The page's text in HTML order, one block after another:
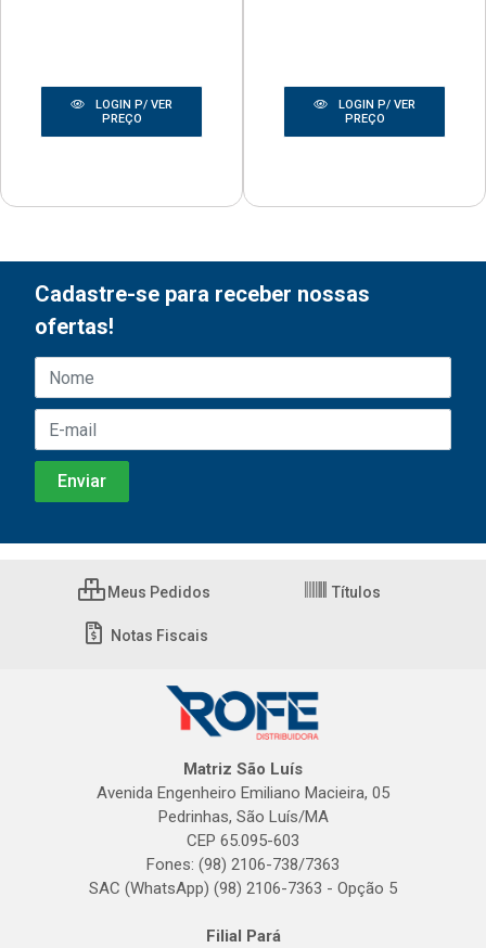
LOGIN P/ VER
PREÇO
LOGIN P/ VER
PREÇO
Cadastre-se para receber nossas
ofertas!
Meus Pedidos Títulos
Notas Fiscais
Matriz São Luís
Avenida Engenheiro Emiliano Macieira, 05
Pedrinhas, São Luís/MA
CEP 65.095-603
Fones: (98) 2106-738/7363
SAC (WhatsApp) (98) 2106-7363 - Opção 5
Filial Pará